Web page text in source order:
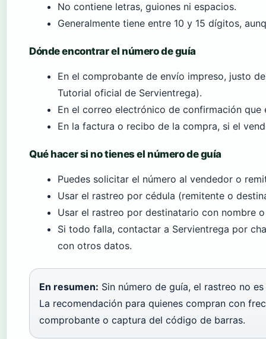
No contiene letras, guiones ni espacios.
Generalmente tiene entre 10 y 15 dígitos,
Dónde encontrar el número de guía
En el comprobante de envío impreso, justo
Tutorial oficial de Servientrega).
En el correo electrónico de confirmación que
En la factura o recibo de la compra, si el
Qué hacer si no tienes el número de guía
Puedes solicitar el número al vendedor o
Usar el rastreo por cédula (remitente o
Usar el rastreo por destinatario con nombre
Si todo falla, contactar a Servientrega por
con otros datos.
En resumen: Sin número de guía, el rastreo no
La recomendación para quienes compran con
comprobante o captura del código de barras.